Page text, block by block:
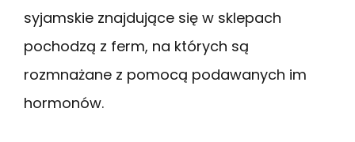
syjamskie znajdujące się w sklepach
pochodzą z ferm, na których są
rozmnażane z pomocą podawanych im
hormonów.